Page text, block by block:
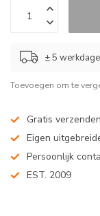
± 5
Toevoegen om te
Gratis
Eigen
Persoonlijk
EST. 2009